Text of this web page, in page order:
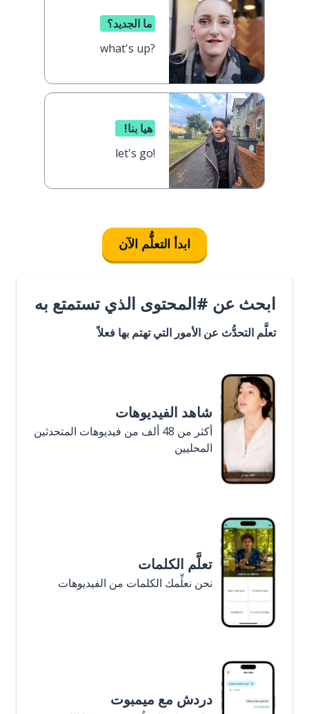
ما الجديد؟
what's up?
هيا بنا!
let's go!
ابدأ التعلُّم الآن
ابحث عن #المحتوى الذي تستمتع به
تعلَّم التحدُّث عن الأمور التي تهتم بها فعلاً
شاهد الفيديوهات
أكثر من 48 ألف من فيديوهات المتحدثين
المحليين
تعلَّم الكلمات
نحن نعلِّمك الكلمات من الفيديوهات
دردش مع ميمبوت